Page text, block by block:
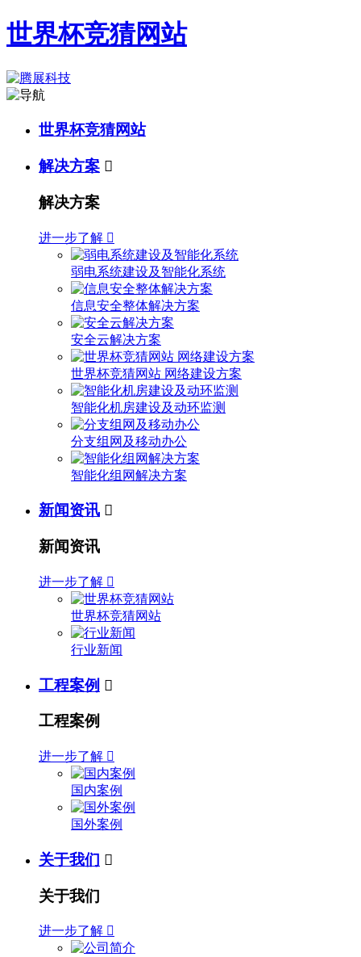
世界杯竞猜网站
世界杯竞猜网站
解决方案 
解决方案
进一步了解 
弱电系统建设及智能化系统
信息安全整体解决方案
安全云解决方案
世界杯竞猜网站 网络建设方案
智能化机房建设及动环监测
分支组网及移动办公
智能化组网解决方案
新闻资讯 
新闻资讯
进一步了解 
世界杯竞猜网站
行业新闻
工程案例 
工程案例
进一步了解 
国内案例
国外案例
关于我们 
关于我们
进一步了解 